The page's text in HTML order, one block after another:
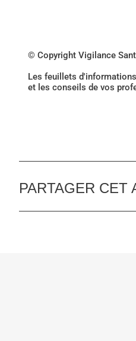
© Copyright Vigilance
Les feuillets
et les conseils de vos
PARTAGER CET